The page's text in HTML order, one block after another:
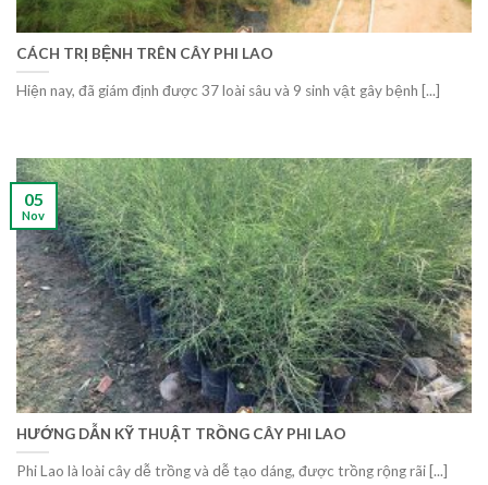
CÁCH TRỊ BỆNH TRÊN CÂY PHI LAO
Hiện nay, đã giám định được 37 loài sâu và 9 sinh vật gây bệnh [...]
HƯỚNG DẪN KỸ THUẬT TRỒNG CÂY PHI LAO
Phi Lao là loài cây dễ trồng và dễ tạo dáng, được trồng rộng rãi [...]
05
Nov